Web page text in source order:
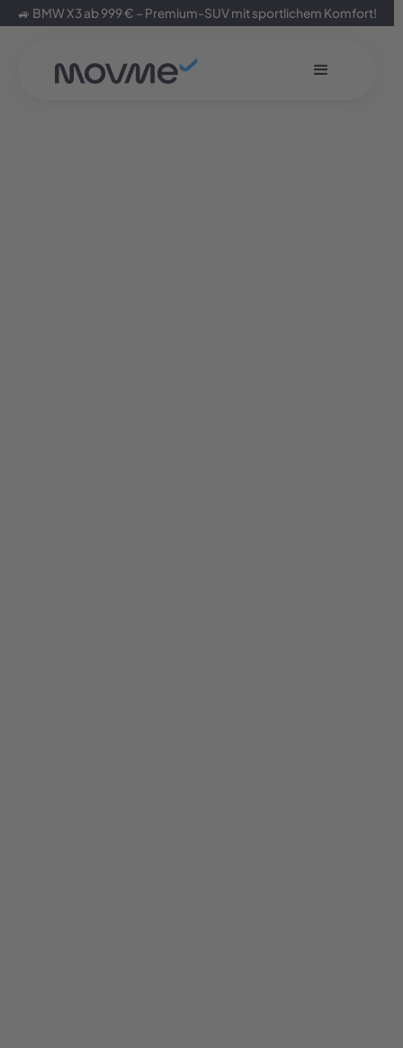
🚙 BMW X3 ab 999 € – Premium-SUV mit sportlichem Komfort!